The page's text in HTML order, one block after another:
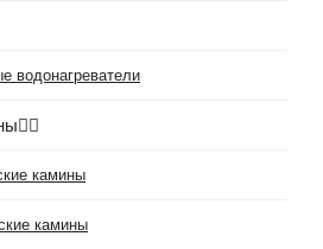
водонагреватели
камины
камины